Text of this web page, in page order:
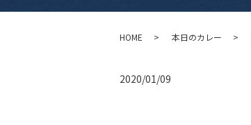
HOME 本日のカレー
2020/01/09